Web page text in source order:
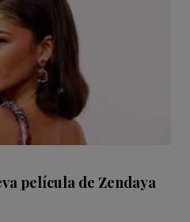
película de Zendaya